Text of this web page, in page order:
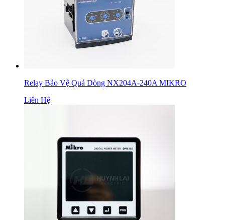
Relay Bảo Vệ Quá Dòng NX204A-240A MIKRO
Liên Hệ